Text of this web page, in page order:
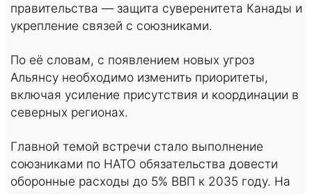
правительства — защита суверенитета Канады и
укрепление связей с союзниками.
По её словам, с появлением новых угроз
Альянсу необходимо изменить приоритеты,
включая усиление присутствия и координации в
северных регионах.
Главной темой встречи стало выполнение
союзниками по НАТО обязательства довести
оборонные расходы до 5% ВВП к 2035 году. На